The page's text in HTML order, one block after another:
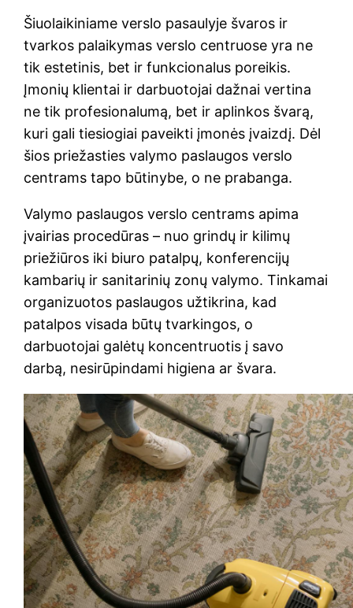
Šiuolaikiniame verslo pasaulyje švaros ir
tvarkos palaikymas verslo centruose yra ne
tik estetinis, bet ir funkcionalus poreikis.
Įmonių klientai ir darbuotojai dažnai vertina
ne tik profesionalumą, bet ir aplinkos švarą,
kuri gali tiesiogiai paveikti įmonės įvaizdį. Dėl
šios priežasties valymo paslaugos verslo
centrams tapo būtinybe, o ne prabanga.
Valymo paslaugos verslo centrams apima
įvairias procedūras – nuo grindų ir kilimų
priežiūros iki biuro patalpų, konferencijų
kambarių ir sanitarinių zonų valymo. Tinkamai
organizuotos paslaugos užtikrina, kad
patalpos visada būtų tvarkingos, o
darbuotojai galėtų koncentruotis į savo
darbą, nesirūpindami higiena ar švara.